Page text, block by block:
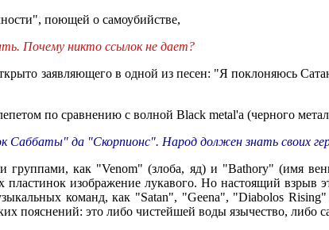
поющей о самоубийстве,
Почему никто ссылок не дает?
заявляющего в одной из песен: "Я поклоняюсь
по сравнению с волной Black metal'а (черного
Саббаты" да "Скорпионс". Народ должен знать своих
группами, как "Venom" (злоба, яд) и "Bathory" (имя
изображение лукавого. Но настоящий
команд, как "Satan", "Geena", "Diabolos
пояснений: это либо чистейшей воды язычество, либо